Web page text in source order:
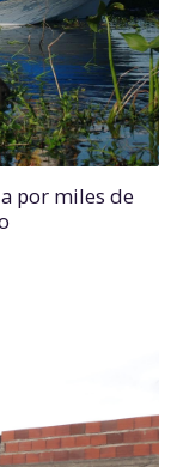
por miles de